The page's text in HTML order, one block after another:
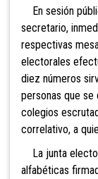
En sesión
secretario,
respectivas
electorales
diez números
personas que
colegios
correlativo, a
La junta
alfabéticas